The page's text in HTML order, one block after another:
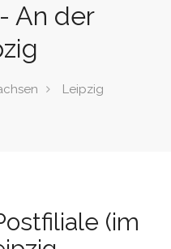
An der
Leipzig
(im